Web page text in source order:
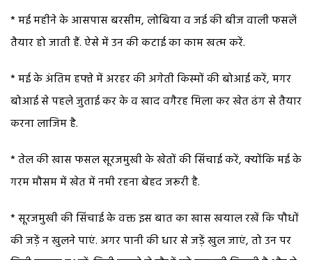
* मई महीने के आसपास बरसीम, लोबिया व जई की बीज वाली फसलें
तैयार हो जाती हैं. ऐसे में उन की कटाई का काम खत्म करें.
* मई के अंतिम हफ्ते में अरहर की अगेती किस्मों की बोआई करें, मगर
बोआई से पहले जुताई कर के व खाद वगैरह मिला कर खेत ढंग से तैयार
करना लाजिम है.
* तेल की खास फसल सूरजमुखी के खेतों की सिंचाई करें, क्योंकि मई के
गरम मौसम में खेत में नमी रहना बेहद जरूरी है.
* सूरजमुखी की सिंचाई के वक्त इस बात का खास खयाल रखें कि पौधों
की जड़ें न खुलने पाएं. अगर पानी की धार से जड़ें खुल जाएं, तो उन पर